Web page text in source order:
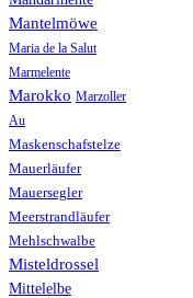
Mantelmöwe
Maria de la Salut
Marmelente
Marokko Marzoller
Au
Maskenschafstelze
Mauerläufer
Mauersegler
Meerstrandläufer
Mehlschwalbe
Misteldrossel
Mittelelbe